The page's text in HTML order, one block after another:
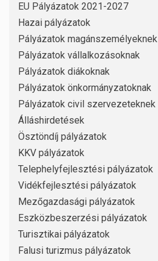
EU Pályázatok 2021-2027
Hazai pályázatok
Pályázatok magánszemélyeknek
Pályázatok vállalkozásoknak
Pályázatok diákoknak
Pályázatok önkormányzatoknak
Pályázatok civil szervezeteknek
Álláshirdetések
Ösztöndíj pályázatok
KKV pályázatok
Telephelyfejlesztési pályázatok
Vidékfejlesztési pályázatok
Mezőgazdasági pályázatok
Eszközbeszerzési pályázatok
Turisztikai pályázatok
Falusi turizmus pályázatok